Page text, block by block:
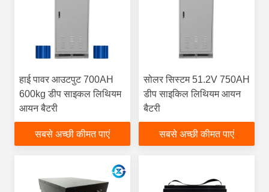
हाई पावर आउटपुट 700AH
600kg डीप साइकल लिथियम
आयन बैटरी
सबसे अच्छी कीमत पाएं
सोलर सिस्टम 51.2V 750AH
डीप साइकिल लिथियम आयन
बैटरी
सबसे अच्छी कीमत पाएं